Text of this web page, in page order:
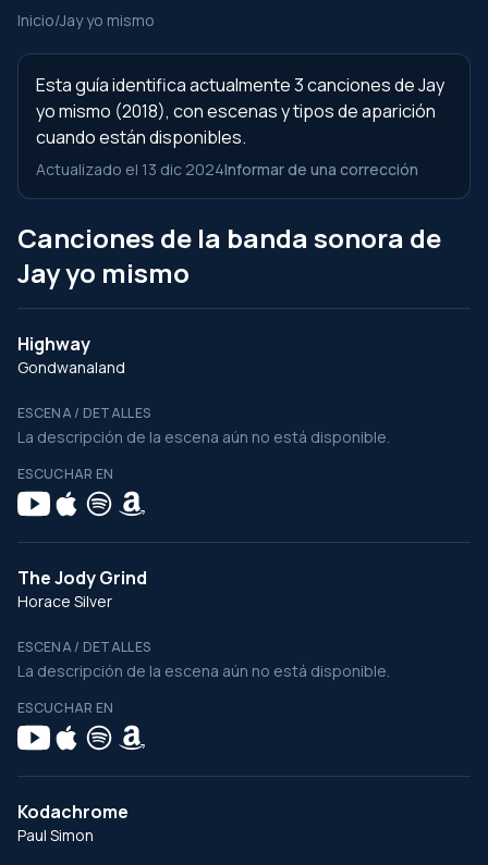
Inicio/Jay yo mismo
Esta guía identifica actualmente 3 canciones de Jay
yo mismo (2018), con escenas y tipos de aparición
cuando están disponibles.
Actualizado el 13 dic 2024Informar de una corrección
Canciones de la banda sonora de
Jay yo mismo
Highway
Gondwanaland
ESCENA / DETALLES
La descripción de la escena aún no está disponible.
ESCUCHAR EN
The Jody Grind
Horace Silver
ESCENA / DETALLES
La descripción de la escena aún no está disponible.
ESCUCHAR EN
Kodachrome
Paul Simon